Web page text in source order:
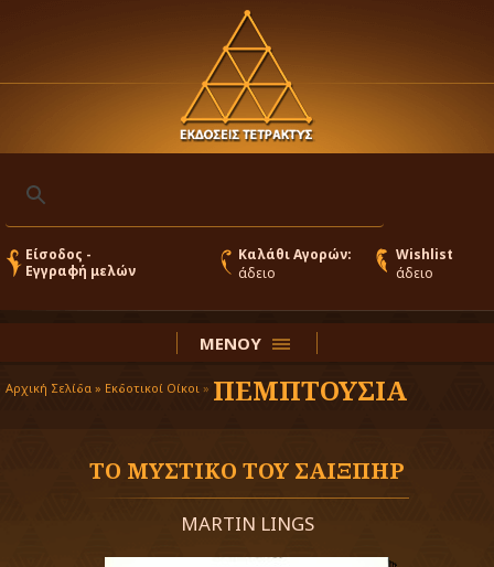
Είσοδος -
Εγγραφή μελών
Καλάθι Αγορών:
άδειο
Wishlist
άδειο
ΜΕΝΟΥ
Αρχική Σελίδα » Εκδοτικοί Οίκοι » ΠΕΜΠΤΟΥΣΙΑ
ΤΟ ΜΥΣΤΙΚΟ ΤΟΥ ΣΑΙΞΠΗΡ
MARTIN LINGS